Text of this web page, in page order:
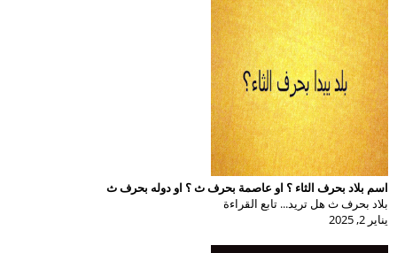
اسم بلاد بحرف الثاء ؟ او عاصمة بحرف ث ؟ او دوله بحرف ث
بلاد بحرف ث هل تريد... تابع القراءة
يناير 2, 2025